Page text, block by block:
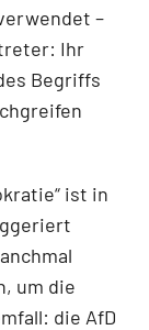
–
Ihr
Begriffs
ist in
um die
die AfD